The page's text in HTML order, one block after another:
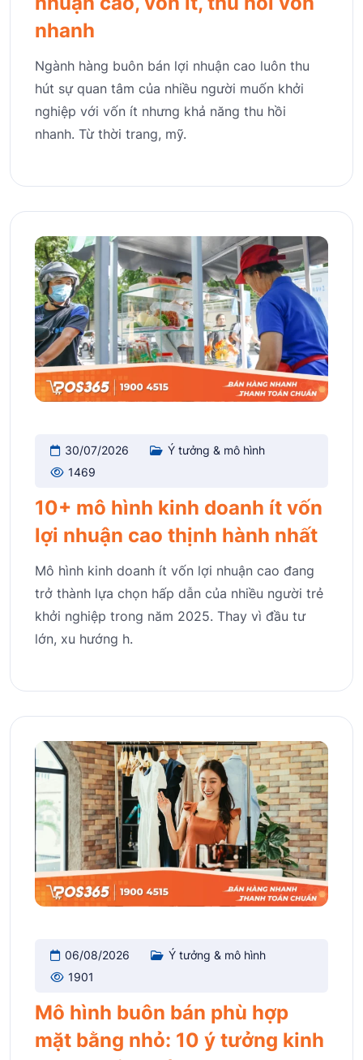
nhanh
Ngành hàng buôn bán lợi nhuận cao luôn thu
hút sự quan tâm của nhiều người muốn khởi
nghiệp với vốn ít nhưng khả năng thu hồi
nhanh. Từ thời trang, mỹ.
30/07/2026
Ý tưởng & mô hình
1469
10+ mô hình kinh doanh ít vốn
lợi nhuận cao thịnh hành nhất
Mô hình kinh doanh ít vốn lợi nhuận cao đang
trở thành lựa chọn hấp dẫn của nhiều người trẻ
khởi nghiệp trong năm 2025. Thay vì đầu tư
lớn, xu hướng h.
06/08/2026
Ý tưởng & mô hình
1901
Mô hình buôn bán phù hợp
mặt bằng nhỏ: 10 ý tưởng kinh